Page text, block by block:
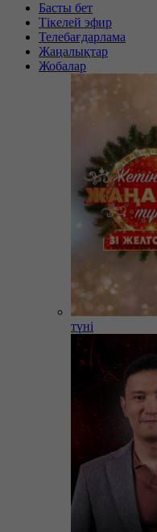
Басты бет
Тікелей эфир
Телебағдарлама
Жаңалықтар
Жобалар
түні